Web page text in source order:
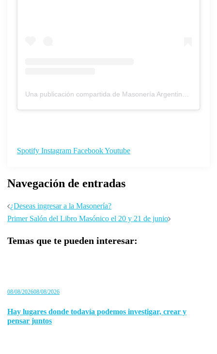
Spotify Instagram FacebookYoutube
Navegación de entradas
¿Deseas ingresar a la Masonería?
Primer Salón del Libro Masónico el 20 y 21 de junio
Temas que te pueden interesar:
08/08/202608/08/2026
Hay lugares donde todavía podemos investigar, crear y
pensar juntos